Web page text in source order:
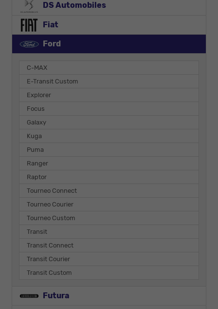
DS Automobiles
Fiat
Ford
C-MAX
E-Transit Custom
Explorer
Focus
Galaxy
Kuga
Puma
Ranger
Raptor
Tourneo Connect
Tourneo Courier
Tourneo Custom
Transit
Transit Connect
Transit Courier
Transit Custom
Futura